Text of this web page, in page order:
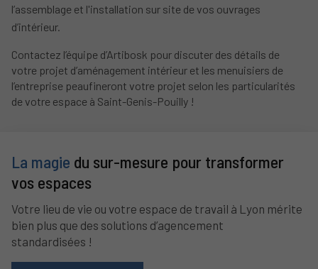
l’assemblage et l'installation sur site de vos ouvrages
d’intérieur.
Contactez l’équipe d’Artibosk pour discuter des détails de
votre projet d’aménagement intérieur et les menuisiers de
l’entreprise peaufineront votre projet selon les particularités
de votre espace à Saint-Genis-Pouilly !
La magie du sur-mesure pour transformer
vos espaces
Votre lieu de vie ou votre espace de travail à Lyon mérite
bien plus que des solutions d’agencement
standardisées !